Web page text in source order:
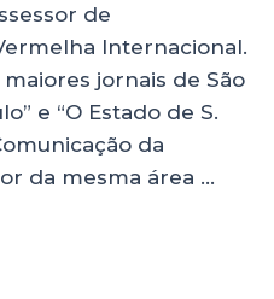
de
Internacional.
jornais de São
e “O Estado de S.
da
da mesma área …